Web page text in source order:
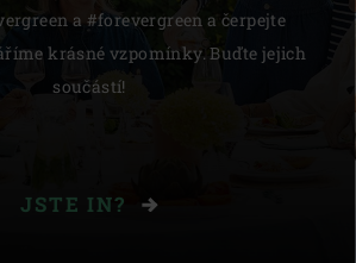
a #forevergreen a čerpejte
krásné vzpomínky. Buďte jejich
součástí!
JSTE IN?